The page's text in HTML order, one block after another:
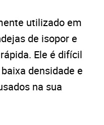
utilizado em
de isopor e
Ele é difícil
densidade e
na sua